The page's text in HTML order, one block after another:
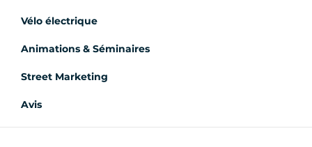
Vélo électrique
Animations & Séminaires
Street Marketing
Avis